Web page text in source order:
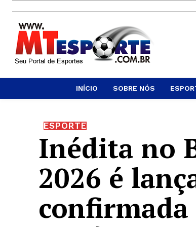
INÍCIO SOBRE NÓS
ESPORTE
Inédita no
2026 é
confirmada